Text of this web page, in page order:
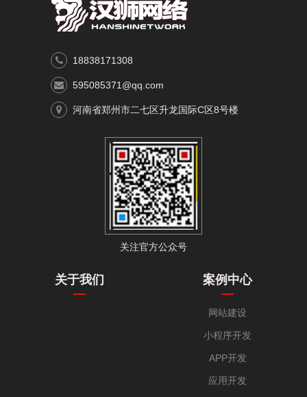
18838171308
595085371@qq.com
河南省郑州市二七区升龙国际C区8号楼
关注官方公众号
关于我们 案例中心
网站建设
小程序开发
APP开发
应用开发